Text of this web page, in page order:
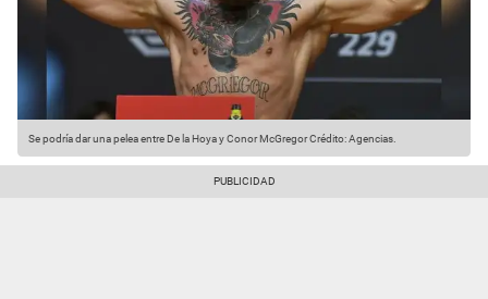
Se podría dar una pelea entre De la Hoya y Conor McGregorCrédito: Agencias.